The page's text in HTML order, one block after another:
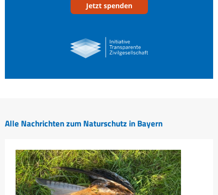
Jetzt spenden
Alle Nachrichten zum Naturschutz in Bayern